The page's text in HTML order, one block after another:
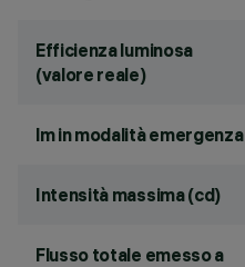
Efficienza luminosa
(valore reale)
lm in modalità emergenza
Intensità massima (cd)
Flusso totale emesso a